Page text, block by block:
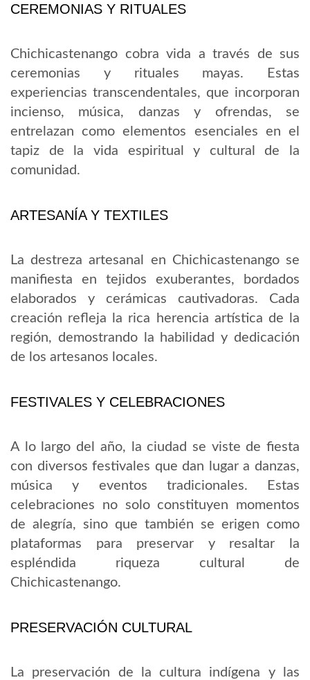
CEREMONIAS Y RITUALES
Chichicastenango cobra vida a través de sus
ceremonias y rituales mayas. Estas
experiencias transcendentales, que incorporan
incienso, música, danzas y ofrendas, se
entrelazan como elementos esenciales en el
tapiz de la vida espiritual y cultural de la
comunidad.
ARTESANÍA Y TEXTILES
La destreza artesanal en Chichicastenango se
manifiesta en tejidos exuberantes, bordados
elaborados y cerámicas cautivadoras. Cada
creación refleja la rica herencia artística de la
región, demostrando la habilidad y dedicación
de los artesanos locales.
FESTIVALES Y CELEBRACIONES
A lo largo del año, la ciudad se viste de fiesta
con diversos festivales que dan lugar a danzas,
música y eventos tradicionales. Estas
celebraciones no solo constituyen momentos
de alegría, sino que también se erigen como
plataformas para preservar y resaltar la
espléndida riqueza cultural de
Chichicastenango.
PRESERVACIÓN CULTURAL
La preservación de la cultura indígena y las